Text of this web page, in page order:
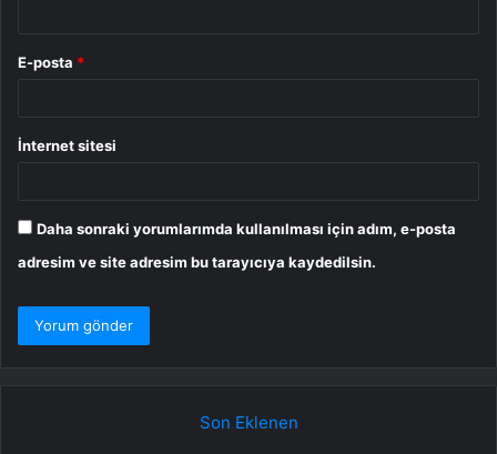
E-posta *
İnternet sitesi
Daha sonraki yorumlarımda kullanılması için adım, e-posta
adresim ve site adresim bu tarayıcıya kaydedilsin.
Son Eklenen